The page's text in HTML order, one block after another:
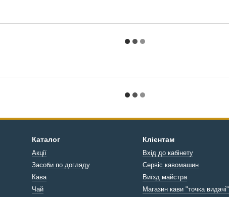
Каталог
Акції
Засоби по догляду
Кава
Чай
Клієнтам
Вхід до кабінету
Сервіс кавомашин
Виїзд майстра
Магазин кави "точка видачі"